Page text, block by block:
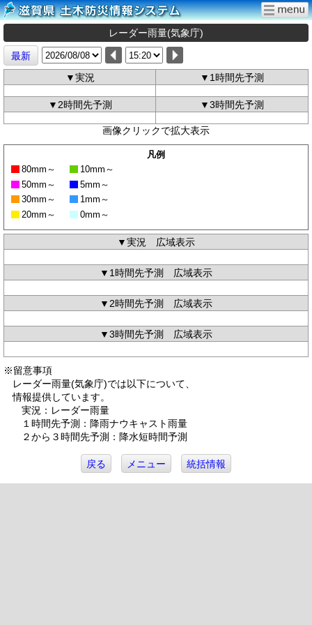
レーダー雨量(気象庁)
最新
▼実況
▼1時間先予測
▼2時間先予測 ▼3時間先予測
画像クリックで拡大表示
凡例
80mm～
50mm～
30mm～
20mm～
10mm～
5mm～
1mm～
0mm～
▼実況 広域表示
▼1時間先予測 広域表示
▼2時間先予測 広域表示
▼3時間先予測 広域表示
※留意事項
レーダー雨量(気象庁)では以下について、
情報提供しています。
実況：レーダー雨量
１時間先予測：降雨ナウキャスト雨量
２から３時間先予測：降水短時間予測
戻る メニュー 統括情報